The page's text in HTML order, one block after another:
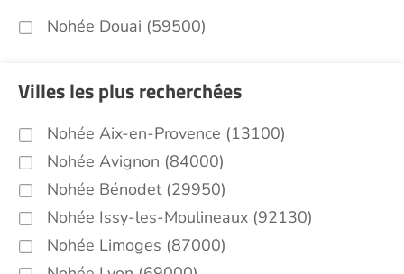
Nohée Douai (59500)
Villes les plus recherchées
Nohée Aix-en-Provence (13100)
Nohée Avignon (84000)
Nohée Bénodet (29950)
Nohée Issy-les-Moulineaux (92130)
Nohée Limoges (87000)